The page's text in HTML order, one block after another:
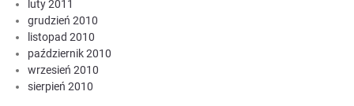
luty 2011
grudzień 2010
listopad 2010
październik 2010
wrzesień 2010
sierpień 2010